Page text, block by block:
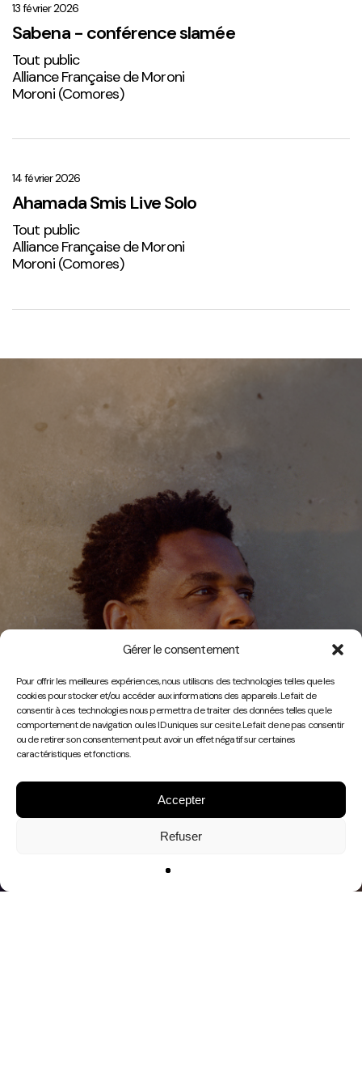
Gérer le consentement
Pour offrir les meilleures expériences, nous utilisons des technologies telles que les
cookies pour stocker et/ou accéder aux informations des appareils. Le fait de
consentir à ces technologies nous permettra de traiter des données telles que le
comportement de navigation ou les ID uniques sur ce site. Le fait de ne pas consentir
ou de retirer son consentement peut avoir un effet négatif sur certaines
caractéristiques et fonctions.
Accepter
Refuser
conférence
slamée
13 février 2026
Sabena - conférence slamée
Tout public
Alliance Française de Moroni
Moroni (Comores)
Live
Solo
2
14 février 2026
Ahamada Smis Live Solo
Tout public
Alliance Française de Moroni
Moroni (Comores)
Play
Video